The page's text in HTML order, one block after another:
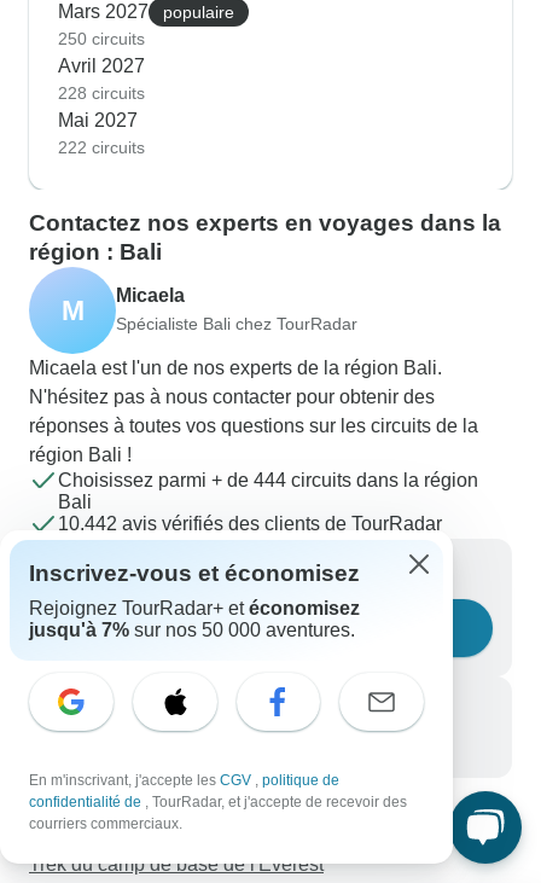
Mars 2027
populaire
250 circuits
Avril 2027
228 circuits
Mai 2027
222 circuits
Contactez nos experts en voyages dans la
région : Bali
M Micaela
Spécialiste Bali chez TourRadar
Micaela est l'un de nos experts de la région Bali.
N'hésitez pas à nous contacter pour obtenir des
réponses à toutes vos questions sur les circuits de la
région Bali !
Choisissez parmi + de 444 circuits dans la région
Bali
10,442 avis vérifiés des clients de TourRadar
Écrivez-nous un message
Posez une question
Appelez-nous
Découvrez TourRadar
Trek du camp de base de l'Everest
Inscrivez-vous et économisez
Rejoignez TourRadar+ etéconomisez
jusqu'à 7% sur nos 50 000 aventures.
En m'inscrivant, j'accepte les CGV , politique de
confidentialité de , TourRadar, et j'accepte de recevoir des
courriers commerciaux.